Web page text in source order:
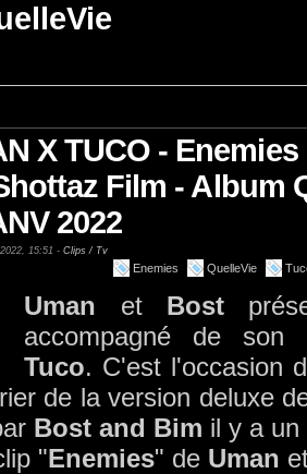
X TUCO -
Film - Album
2022
15:51 - Clips / Tv
Enemies QuelleVie
Uman et Bost
accompagné de
Tuco. C'est l'occasion
de la version deluxe
Bost and Bim il y a un
"Enemies" de Uman